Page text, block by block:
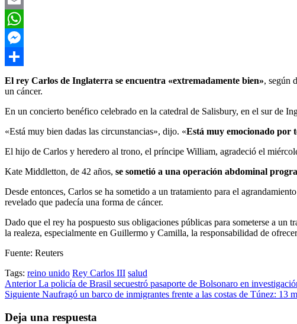
Email
WhatsApp
Messenger
Compartir
El rey Carlos de Inglaterra se encuentra «extremadamente bien», según
un cáncer.
En un concierto benéfico celebrado en la catedral de Salisbury, en el sur de
«Está muy bien dadas las circunstancias», dijo. «Está muy emocionado por
El hijo de Carlos y heredero al trono, el príncipe William, agradeció el
Kate Middletton, de 42 años, se sometió a una operación abdominal
Desde entonces, Carlos se ha sometido a un tratamiento para el
revelado que padecía una forma de cáncer.
Dado que el rey ha pospuesto sus obligaciones públicas para someterse a un
la realeza, especialmente en Guillermo y Camilla, la responsabilidad de
Fuente: Reuters
Tags: reino unido Rey Carlos III salud
Post
navigation
AnteriorLa policía de Brasil secuestró pasaporte de Bolsonaro en
Siguiente Naufragó un barco de inmigrantes frente a las costas de Túnez: 13
Deja una respuesta